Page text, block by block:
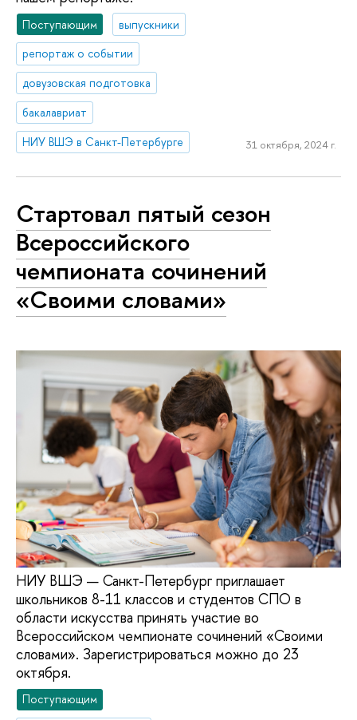
Поступающим
выпускники
репортаж о событии
довузовская подготовка
бакалавриат
НИУ ВШЭ в Санкт-Петербурге
31 октября, 2024 г.
Стартовал пятый сезон
Всероссийского
чемпионата сочинений
«Своими словами»
НИУ ВШЭ — Санкт-Петербург приглашает
школьников 8-11 классов и студентов СПО в
области искусства принять участие во
Всероссийском чемпионате сочинений «Своими
словами». Зарегистрироваться можно до 23
октября.
Поступающим